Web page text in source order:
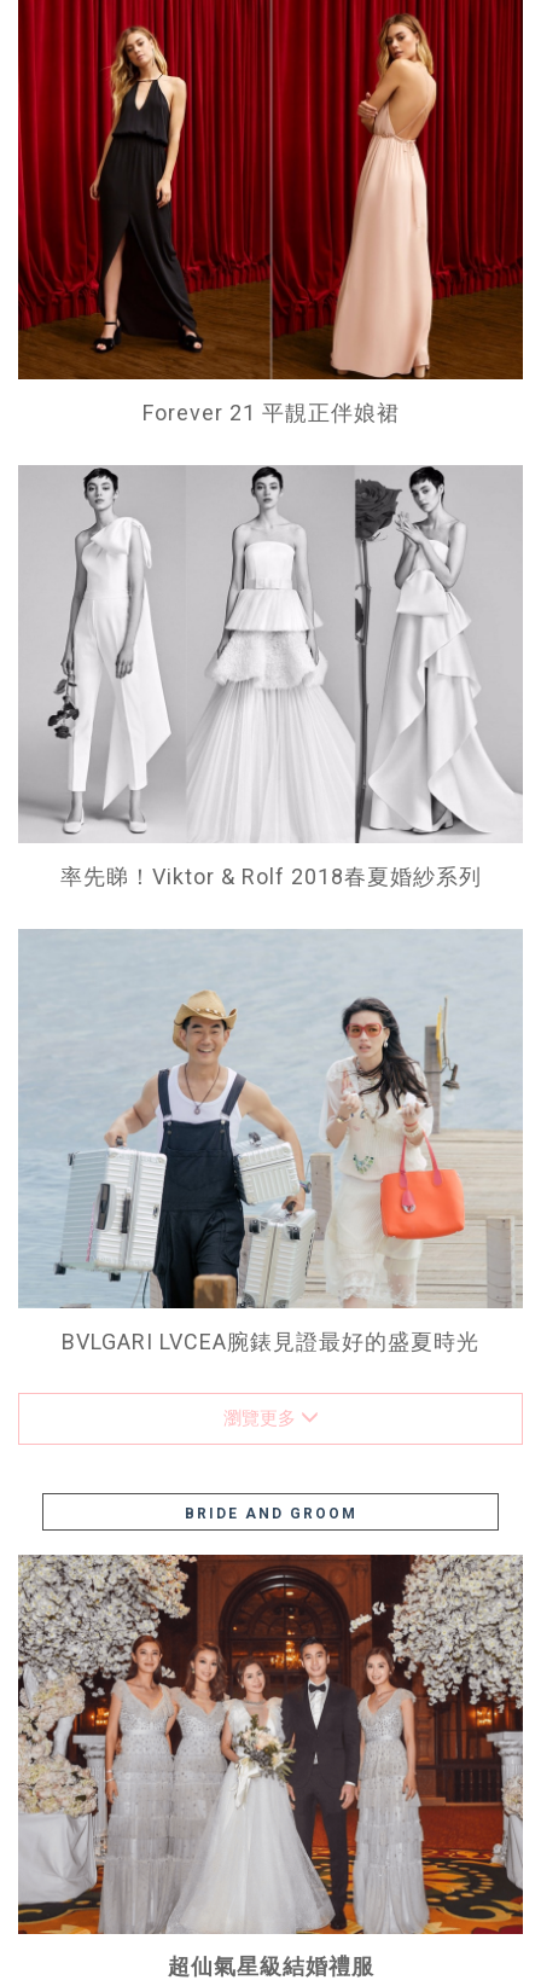
Forever 21 平靚正伴娘裙
率先睇！Viktor & Rolf 2018春夏婚紗系列
BVLGARI LVCEA腕錶見證最好的盛夏時光
瀏覽更多
BRIDE AND GROOM
超仙氣星級結婚禮服